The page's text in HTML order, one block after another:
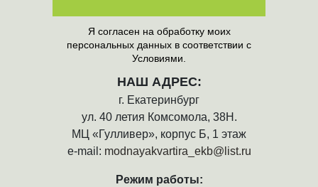
Я согласен на обработку моих
персональных данных в соответствии с
Условиями.
НАШ АДРЕС:
г. Екатеринбург
ул. 40 летия Комсомола, 38Н.
МЦ «Гулливер», корпус Б, 1 этаж
e-mail: modnayakvartira_ekb@list.ru
Режим работы: